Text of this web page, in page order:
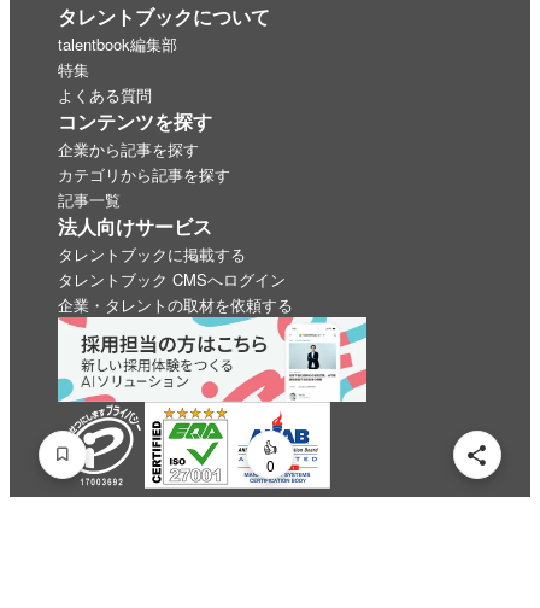
0
いいね
0
スキ
0
わくわく
0
スゴい！
0
学びがある
0
タレントブックについて
talentbook編集部
特集
よくある質問
コンテンツを探す
企業から記事を探す
カテゴリから記事を探す
記事一覧
法人向けサービス
タレントブックに掲載する
タレントブック CMSへログイン
企業・タレントの取材を依頼する